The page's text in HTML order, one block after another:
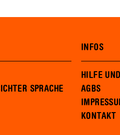
SPRACHE
INFOS
HILFE
AGBS
KONTAKT